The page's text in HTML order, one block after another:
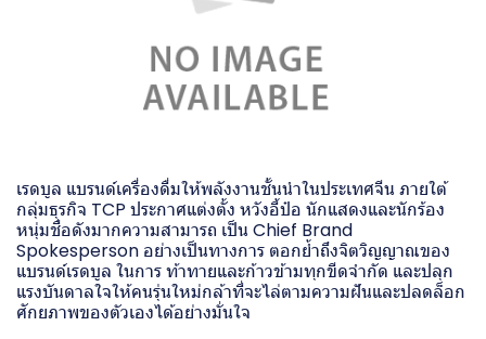
เรดบูล แบรนด์เครื่องดื่มให้พลังงานชั้นนำในประเทศจีน ภายใต้
กลุ่มธุรกิจ TCP ประกาศแต่งตั้ง หวังอี้ป๋อ นักแสดงและนักร้อง
หนุ่มชื่อดังมากความสามารถ เป็น Chief Brand
Spokesperson อย่างเป็นทางการ ตอกย้ำถึงจิตวิญญาณของ
แบรนด์เรดบูล ในการ ท้าทายและก้าวข้ามทุกขีดจำกัด และปลุก
แรงบันดาลใจให้คนรุ่นใหม่กล้าที่จะไล่ตามความฝันและปลดล็อก
ศักยภาพของตัวเองได้อย่างมั่นใจ